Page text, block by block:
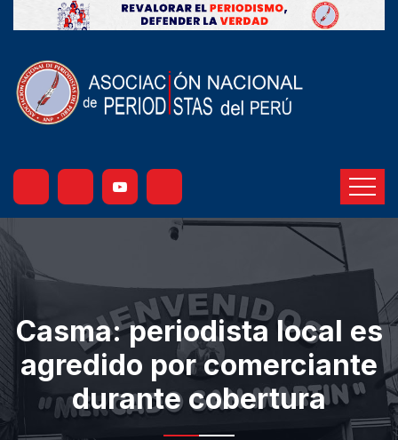
Casma: periodista local es
agredido por comerciante
durante cobertura